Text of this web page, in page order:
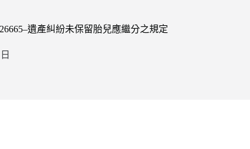
遺產糾紛未保留胎兒應繼分之規定